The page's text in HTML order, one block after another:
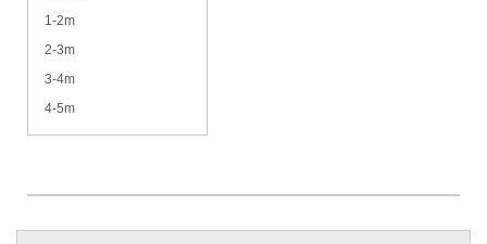
1-2m
2-3m
3-4m
4-5m